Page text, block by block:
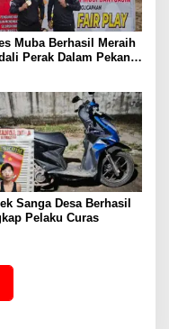
Muba Berhasil Meraih
Perak Dalam Pekan
2025
Sanga Desa Berhasil
Pelaku Curas